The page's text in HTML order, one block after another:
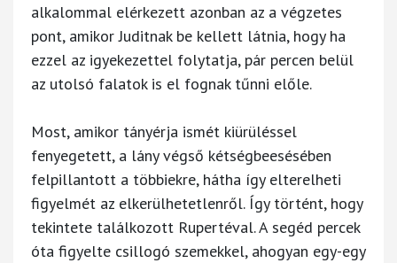
alkalommal elérkezett azonban az a végzetes
pont, amikor Juditnak be kellett látnia, hogy ha
ezzel az igyekezettel folytatja, pár percen belül
az utolsó falatok is el fognak tűnni előle.
Most, amikor tányérja ismét kiürüléssel
fenyegetett, a lány végső kétségbeesésében
felpillantott a többiekre, hátha így elterelheti
figyelmét az elkerülhetetlenről. Így történt, hogy
tekintete találkozott Rupertéval. A segéd percek
óta figyelte csillogó szemekkel, ahogyan egy-egy